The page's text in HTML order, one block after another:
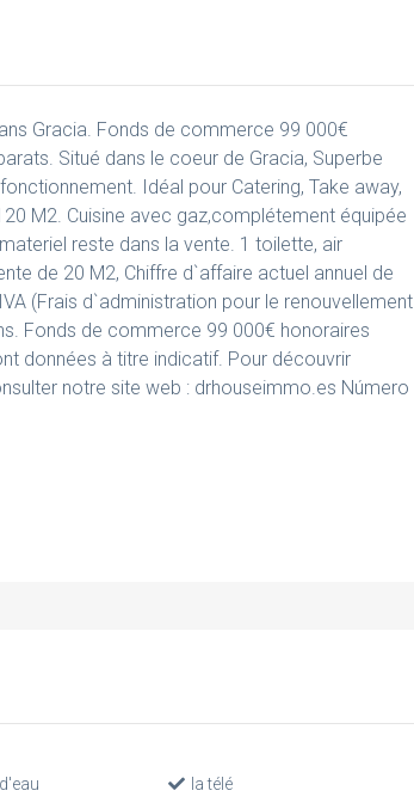
Gracia. Fonds de commerce 99 000€
Situé dans le coeur de Gracia, Superbe
Idéal pour Catering, Take away,
M2. Cuisine avec gaz,complétement équipée
reste dans la vente. 1 toilette, air
de 20 M2, Chiffre d`affaire actuel annuel de
(Frais d`administration pour le renouvellement
Fonds de commerce 99 000€ honoraires
données à titre indicatif. Pour découvrir
notre site web : drhouseimmo.es Número
la télé